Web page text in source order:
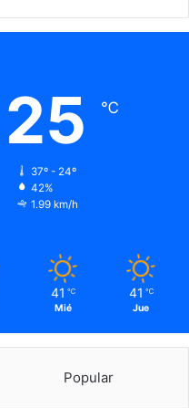
25 ℃
37º - 24º
42%
1.99 km/h
41 ℃
Mié
41 ℃
Jue
Popular